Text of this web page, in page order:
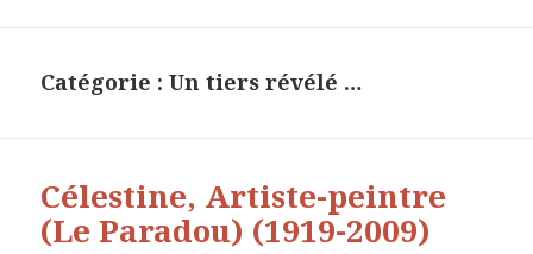
Catégorie :Un tiers révélé …
Célestine, Artiste-peintre
(Le Paradou) (1919-2009)